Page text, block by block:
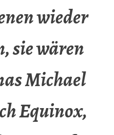
wieder
sie wären
Michael
Equinox,